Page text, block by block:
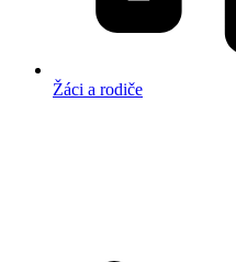
Žáci a rodiče